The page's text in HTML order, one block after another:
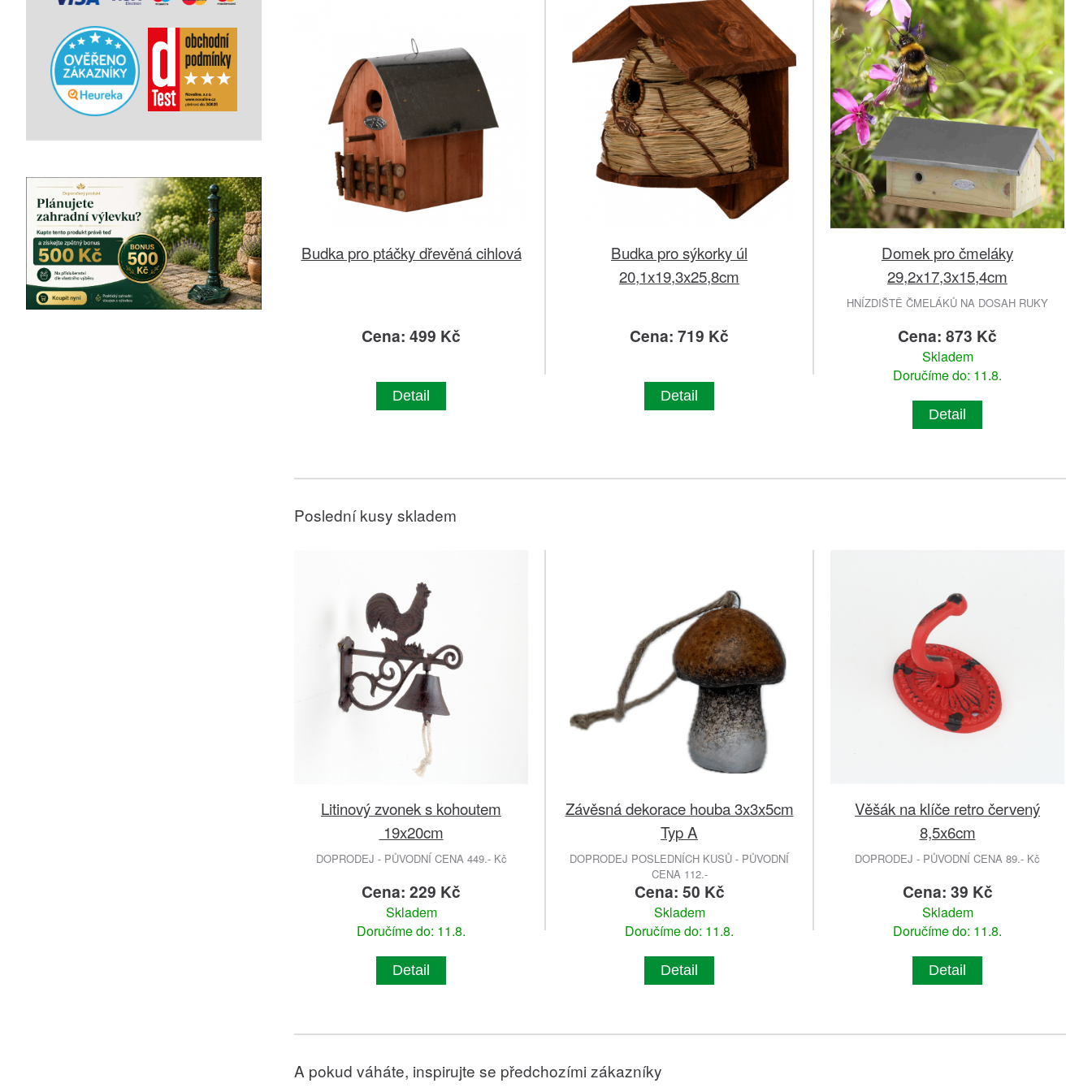
Budka pro ptáčky dřevěná cihlová
Cena: 499 Kč
Detail
Budka pro sýkorky úl
20,1x19,3x25,8cm
Cena: 719 Kč
Detail
Domek pro čmeláky
29,2x17,3x15,4cm
HNÍZDIŠTĚ ČMELÁKŮ NA DOSAH RUKY
Cena: 873 Kč
Skladem
Doručíme do: 11.8.
Detail
Poslední kusy skladem
Litinový zvonek s kohoutem
19x20cm
DOPRODEJ - PŮVODNÍ CENA 449.- Kč
Cena: 229 Kč
Skladem
Doručíme do: 11.8.
Detail
Závěsná dekorace houba 3x3x5cm
Typ A
DOPRODEJ POSLEDNÍCH KUSŮ - PŮVODNÍ
CENA 112.-
Cena: 50 Kč
Skladem
Doručíme do: 11.8.
Detail
Věšák na klíče retro červený
8,5x6cm
DOPRODEJ - PŮVODNÍ CENA 89.- Kč
Cena: 39 Kč
Skladem
Doručíme do: 11.8.
Detail
A pokud váháte, inspirujte se předchozími zákazníky